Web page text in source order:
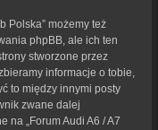
Polska” możemy też
phpBB, ale ich ten
stworzone przez
informacje o tobie,
to między innymi posty
zwane dalej
na „Forum Audi A6 / A7